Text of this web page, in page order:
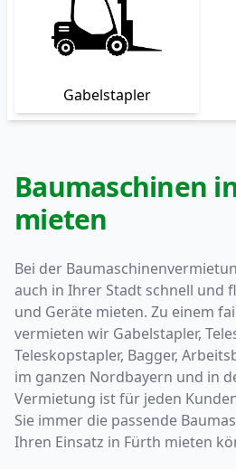
Gabelstapler
Baumaschinen
mieten
Bei der
auch in Ihrer Stadt schnell und
und Geräte mieten. Zu einem
vermieten wir Gabelstapler,
Teleskopstapler, Bagger,
im ganzen Nordbayern und in
Vermietung ist für jeden
Sie immer die passende
Ihren Einsatz in Fürth mieten